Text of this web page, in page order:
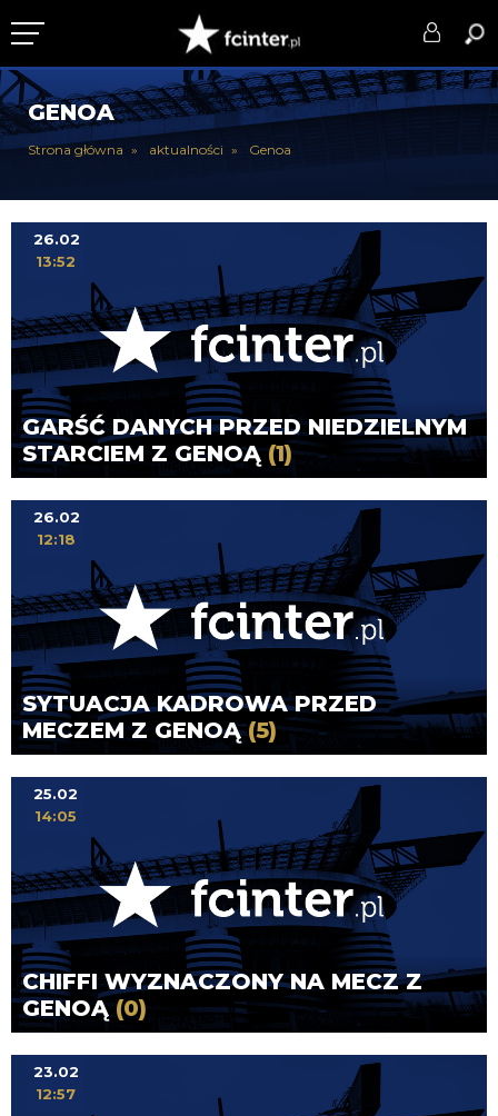
KLUB
DRUŻYNA
PUCHARY
DLA TIFOSICH
SERWIS
GENOA
Strona główna aktualności Genoa
GARŚĆ DANYCH PRZED NIEDZIELNYM
STARCIEM Z GENOĄ(1)
26.02
13:52
SYTUACJA KADROWA PRZED
MECZEM Z GENOĄ(5)
26.02
12:18
CHIFFI WYZNACZONY NA MECZ Z
GENOĄ(0)
25.02
14:05
23.02
12:57